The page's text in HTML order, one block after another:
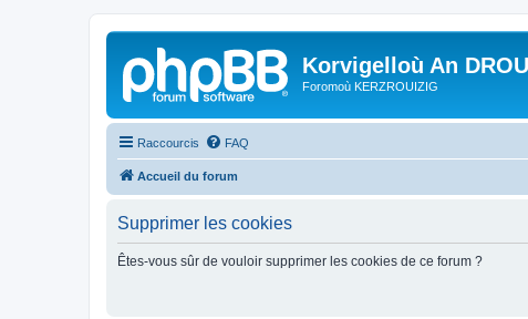
Korvigelloù An
Foromoù KERZROUIZIG
Raccourcis FAQ
Accueil du forum
Supprimer les cookies
Êtes-vous sûr de vouloir supprimer les cookies de ce forum ?